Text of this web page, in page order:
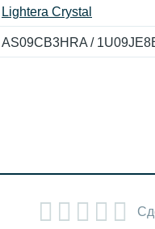
Lightera Crystal
AS09CB3HRA /